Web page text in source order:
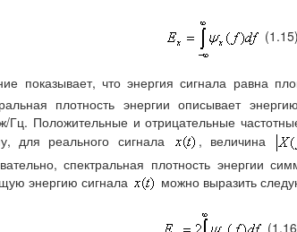
(1.15)
показывает, что энергия сигнала равна
плотность энергии описывает
Гц. Положительные и отрицательные
для реального сигнала
, величина
спектральная плотность энергии
энергию сигнала
можно выразить